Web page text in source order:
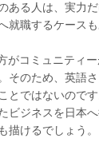
ある人は、実力
就職するケースも
がコミュニティ
そのため、英語
とではないのです
ビジネスを日本
描けるでしょう。